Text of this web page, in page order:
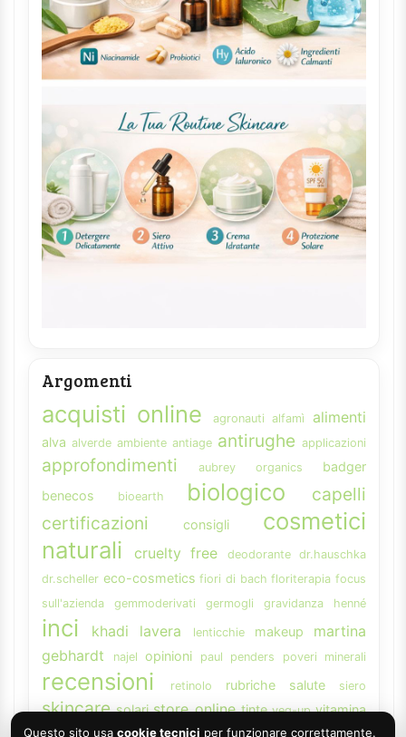
Argomenti
acquisti online agronauti alfamì alimenti
alva alverde ambiente antiage antirughe applicazioni
approfondimenti aubrey organics
badger
benecos
bioearth biologico
capelli
certificazioni
consigli
cosmetici
naturali
cruelty free deodorante
dr.hauschka
dr.scheller eco-cosmetics fiori di bach floriterapia focus
sull'azienda
gemmoderivati germogli gravidanza henné
inci khadi lavera lenticchie makeup
martina
gebhardt
najel opinioni paul penders poveri minerali
recensioni retinolo rubriche salute siero
skincare solari store online tinte veg-up vitamina
A weleda
Questo sito usa cookie tecnici per funzionare correttamente.